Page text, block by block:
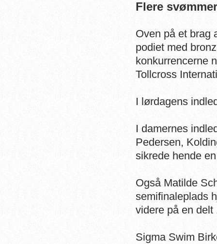
Flere
Oven på et brag
podiet med
konkurrencerne
Tollcross
I lørdagens
I damernes
Pedersen,
sikrede hende
Også Matilde
semifinaleplads
videre på en delt
Sigma Swim